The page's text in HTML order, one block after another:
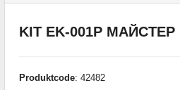
KIT EK-001P МАЙСТЕР
Produktcode: 42482